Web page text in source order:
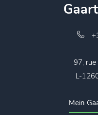
97,
L-
Mein